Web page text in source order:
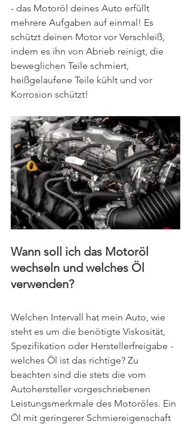
- das Motoröl deines Auto erfüllt
mehrere Aufgaben auf einmal! Es
schützt deinen Motor vor Verschleiß,
indem es ihn von Abrieb reinigt, die
beweglichen Teile schmiert,
heißgelaufene Teile kühlt und vor
Korrosion schützt!
Wann soll ich das Motoröl
wechseln und welches Öl
verwenden?
Welchen Intervall hat mein Auto, wie
steht es um die benötigte Viskosität,
Spezifikation oder Herstellerfreigabe -
welches Öl ist das richtige? Zu
beachten sind die stets die vom
Autohersteller vorgeschriebenen
Leistungsmerkmale des Motoröles. Ein
Öl mit geringerer Schmiereigenschaft